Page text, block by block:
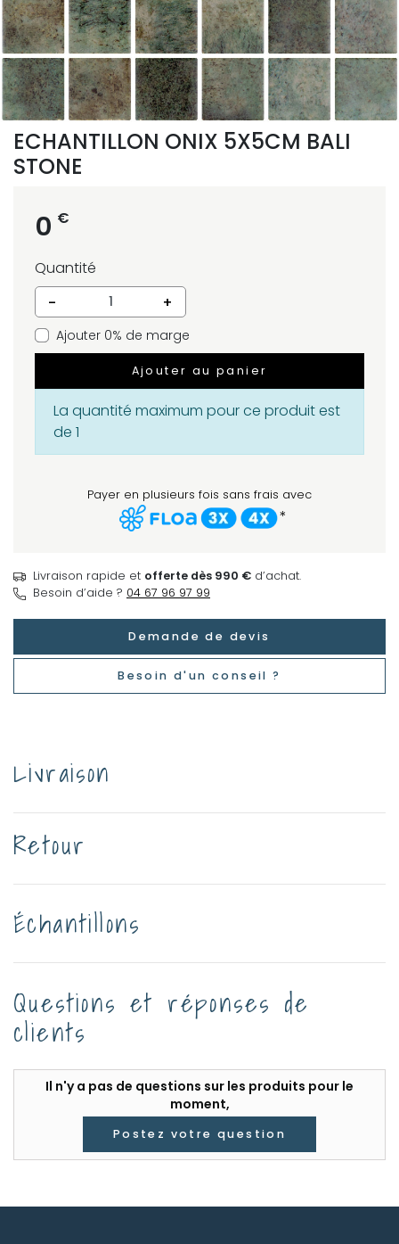
ECHANTILLON ONIX 5X5CM BALI
STONE
0 €
Quantité
-
+
Ajouter 0% de marge
Ajouter au panier
La quantité maximum pour ce produit est
de 1
Payer en plusieurs fois sans frais avec
*
Livraison rapide et offerte dès 990 € d’achat.
Besoin d’aide ? 04 67 96 97 99
Demande de devis
Besoin d'un conseil ?
Livraison
Retour
Échantillons
Questions et réponses de
clients
Il n'y a pas de questions sur les produits pour le
moment,
Postez votre question